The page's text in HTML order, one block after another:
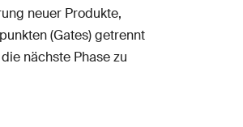
neuer Produkte,
(Gates) getrennt
nächste Phase zu